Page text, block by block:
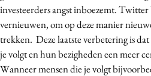
investeerders angst inboezemt.
vernieuwen, om op deze manier
trekken. Deze laatste verbetering is
je volgt en hun bezigheden een meer
Wanneer mensen die je volgt